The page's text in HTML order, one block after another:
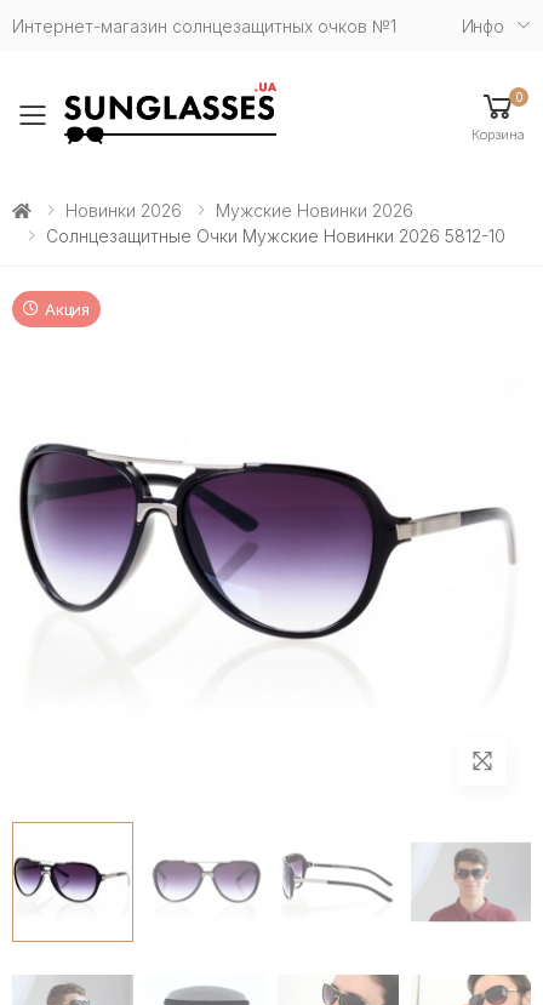
Интернет-магазин солнцезащитных очков №1 Инфо
Toggle mobile menu
0
Корзина
Новинки 2026
Мужские Новинки 2026
Солнцезащитные Очки Мужские Новинки 2026 5812-10
Акция